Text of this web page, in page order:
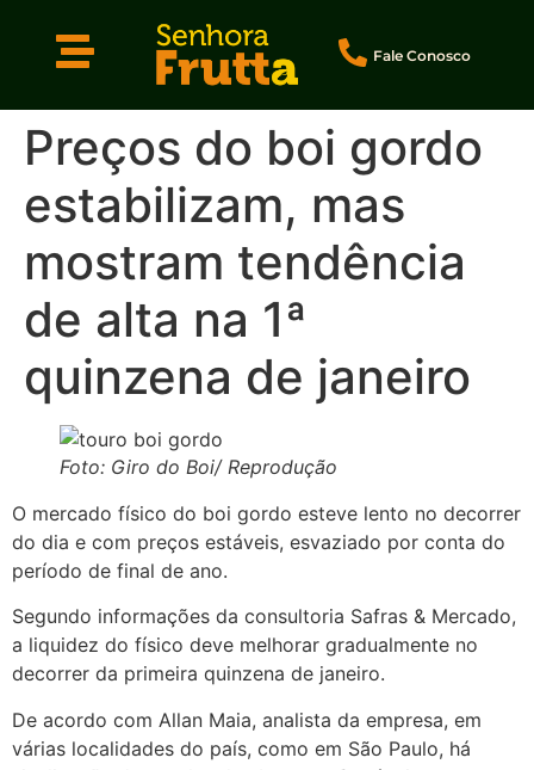
Fale Conosco
Preços do boi gordo
estabilizam, mas
mostram tendência
de alta na 1ª
quinzena de janeiro
Foto: Giro do Boi/ Reprodução
O mercado físico do boi gordo esteve lento no decorrer
do dia e com preços estáveis, esvaziado por conta do
período de final de ano.
Segundo informações da consultoria Safras & Mercado,
a liquidez do físico deve melhorar gradualmente no
decorrer da primeira quinzena de janeiro.
De acordo com Allan Maia, analista da empresa, em
várias localidades do país, como em São Paulo, há